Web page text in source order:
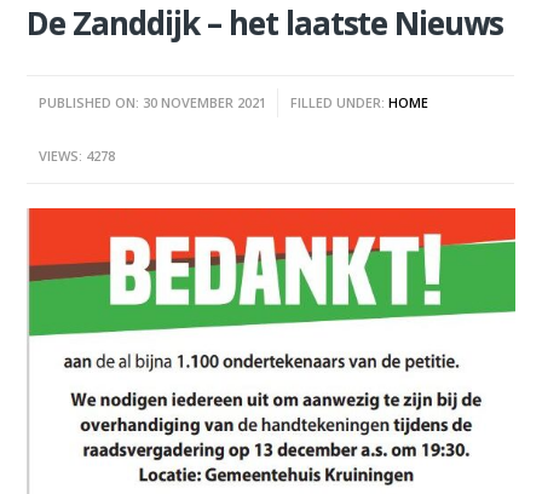
De Zanddijk – het laatste Nieuws
PUBLISHED ON: 30 NOVEMBER 2021 FILLED UNDER:HOME
VIEWS: 4278